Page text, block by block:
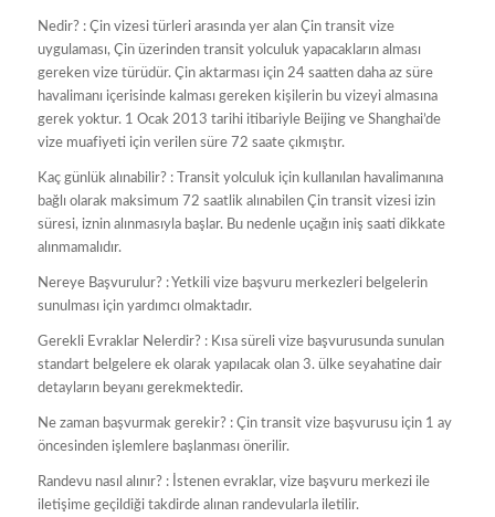
Nedir? : Çin vizesi türleri arasında yer alan Çin transit vize
uygulaması, Çin üzerinden transit yolculuk yapacakların alması
gereken vize türüdür. Çin aktarması için 24 saatten daha az süre
havalimanı içerisinde kalması gereken kişilerin bu vizeyi almasına
gerek yoktur. 1 Ocak 2013 tarihi itibariyle Beijing ve Shanghai’de
vize muafiyeti için verilen süre 72 saate çıkmıştır.
Kaç günlük alınabilir? : Transit yolculuk için kullanılan havalimanına
bağlı olarak maksimum 72 saatlik alınabilen Çin transit vizesi izin
süresi, iznin alınmasıyla başlar. Bu nedenle uçağın iniş saati dikkate
alınmamalıdır.
Nereye Başvurulur? : Yetkili vize başvuru merkezleri belgelerin
sunulması için yardımcı olmaktadır.
Gerekli Evraklar Nelerdir? : Kısa süreli vize başvurusunda sunulan
standart belgelere ek olarak yapılacak olan 3. ülke seyahatine dair
detayların beyanı gerekmektedir.
Ne zaman başvurmak gerekir? : Çin transit vize başvurusu için 1 ay
öncesinden işlemlere başlanması önerilir.
Randevu nasıl alınır? : İstenen evraklar, vize başvuru merkezi ile
iletişime geçildiği takdirde alınan randevularla iletilir.